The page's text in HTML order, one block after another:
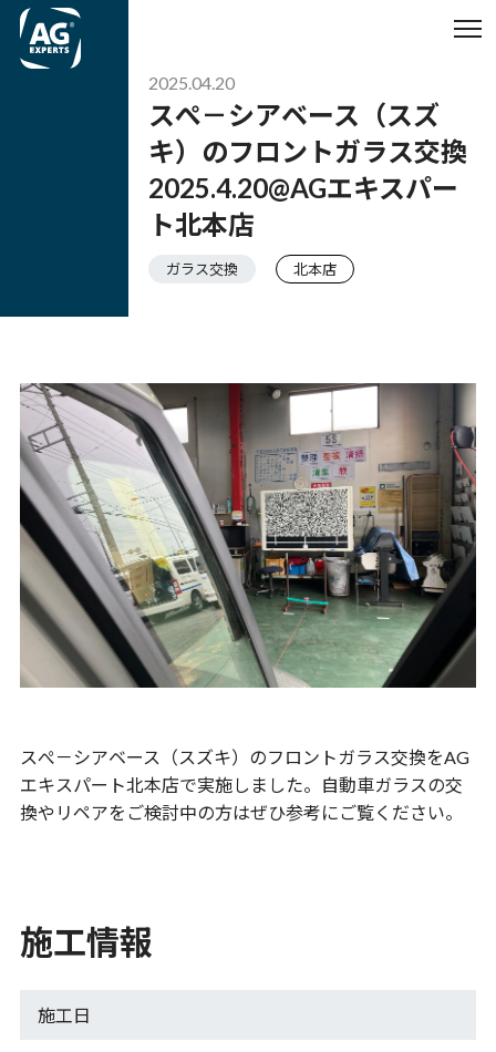
2025.04.20
スぺ－シアベース（スズ
キ）のフロントガラス交換
2025.4.20@AGエキスパー
ト北本店
ガラス交換 北本店
スぺ－シアベース（スズキ）のフロントガラス交換をAG
エキスパート北本店で実施しました。自動車ガラスの交
換やリペアをご検討中の方はぜひ参考にご覧ください。
施工情報
施工日